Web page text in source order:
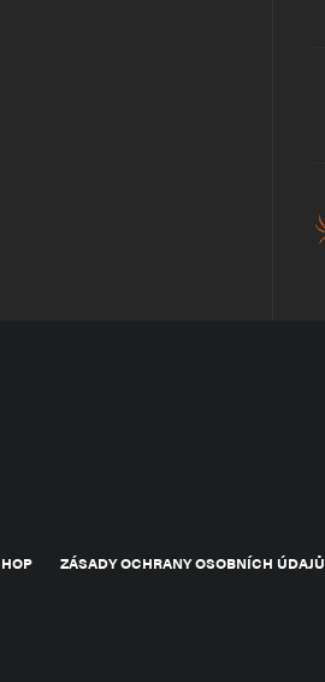
ZÁSADY OCHRANY OSOBNÍCH ÚDAJŮ